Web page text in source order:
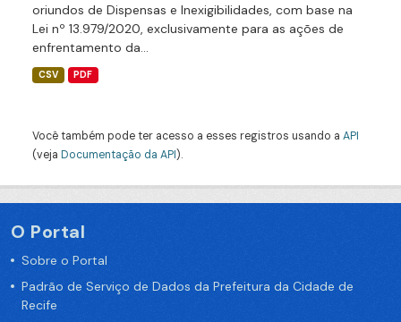
oriundos de Dispensas e Inexigibilidades, com base na
Lei nº 13.979/2020, exclusivamente para as ações de
enfrentamento da...
CSV PDF
Você também pode ter acesso a esses registros usando a API
(veja Documentação da API).
O Portal
Sobre o Portal
Padrão de Serviço de Dados da Prefeitura da Cidade de
Recife